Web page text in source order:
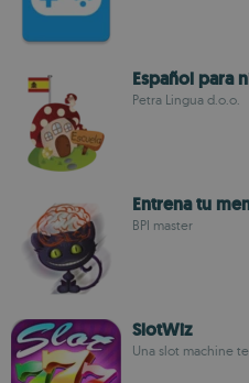
Español para
Petra Lingua d.o.o.
Entrena tu
BPI master
SlotWiz
Una slot machine